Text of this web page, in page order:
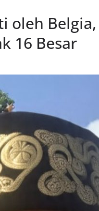
oleh
16 Besar